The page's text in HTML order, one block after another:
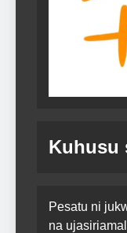
Kuhusu
Pesatu ni
na